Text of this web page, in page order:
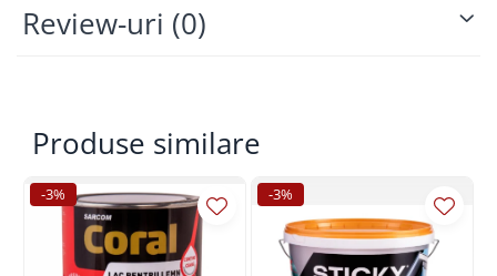
Plasă împletită
Policarbonat
Review-uri (0)
Produse similare
-3% -3%